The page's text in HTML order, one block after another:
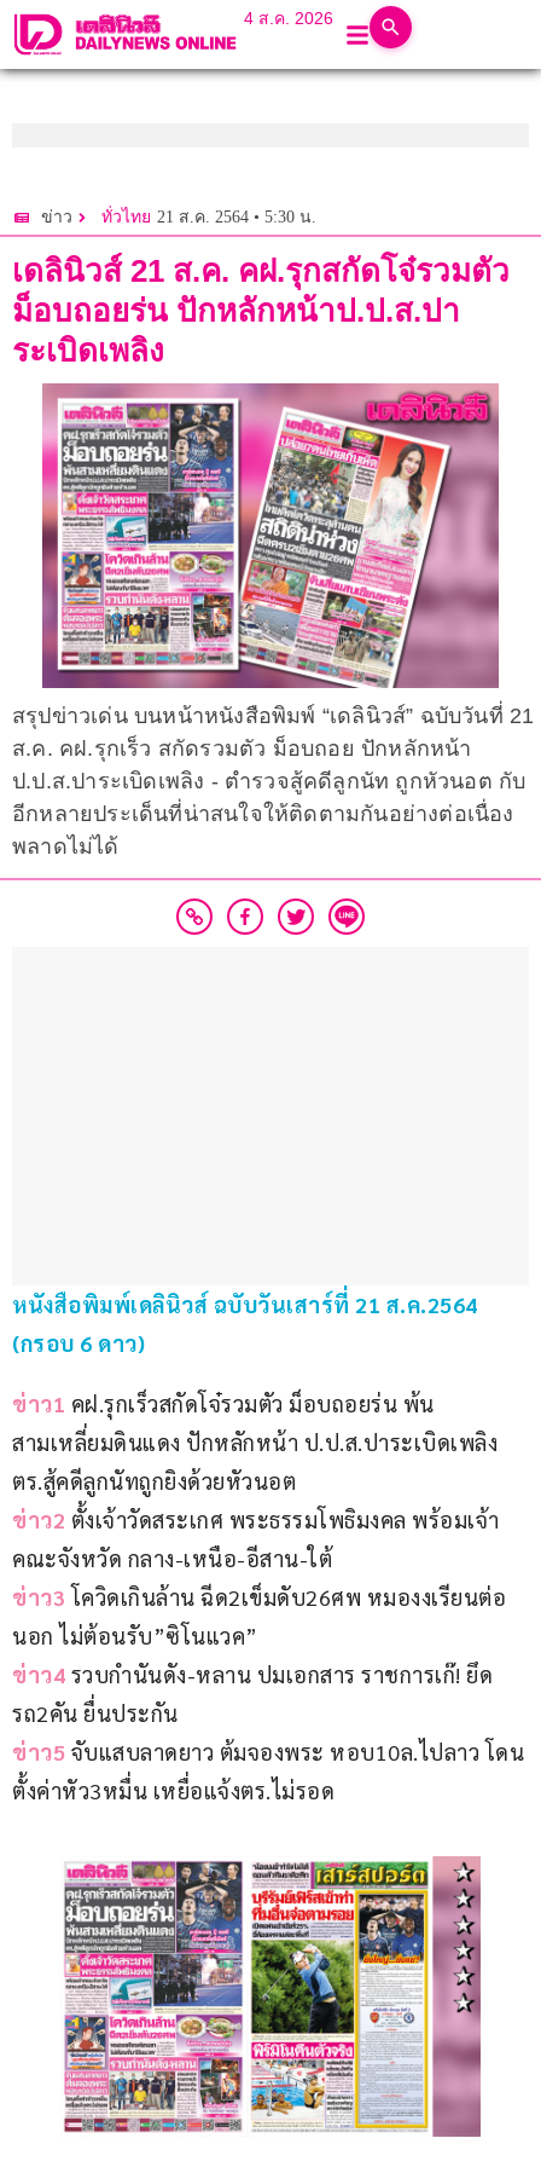
4 ส.ค. 2026
ข่าว ทั่วไทย 21 ส.ค. 2564 • 5:30 น.
เดลินิวส์ 21 ส.ค. คฝ.รุกสกัดโจ๋รวมตัว
ม็อบถอยร่น ปักหลักหน้าป.ป.ส.ปา
ระเบิดเพลิง
สรุปข่าวเด่น บนหน้าหนังสือพิมพ์ “เดลินิวส์” ฉบับวันที่ 21
ส.ค. คฝ.รุกเร็ว สกัดรวมตัว ม็อบถอย ปักหลักหน้า
ป.ป.ส.ปาระเบิดเพลิง - ตำรวจสู้คดีลูกนัท ถูกหัวนอต กับ
อีกหลายประเด็นที่น่าสนใจให้ติดตามกันอย่างต่อเนื่อง
พลาดไม่ได้
หนังสือพิมพ์เดลินิวส์ ฉบับวันเสาร์ที่ 21 ส.ค.2564
(กรอบ 6 ดาว)
ข่าว1 คฝ.รุกเร็วสกัดโจ๋รวมตัว ม็อบถอยร่น พ้น
สามเหลี่ยมดินแดง ปักหลักหน้า ป.ป.ส.ปาระเบิดเพลิง
ตร.สู้คดีลูกนัทถูกยิงด้วยหัวนอต
ข่าว2 ตั้งเจ้าวัดสระเกศ พระธรรมโพธิมงคล พร้อมเจ้า
คณะจังหวัด กลาง-เหนือ-อีสาน-ใต้
ข่าว3 โควิดเกินล้าน ฉีด2เข็มดับ26ศพ หมองงเรียนต่อ
นอก ไม่ต้อนรับ”ซิโนแวค”
ข่าว4 รวบกำนันดัง-หลาน ปมเอกสาร ราชการเก๊! ยึด
รถ2คัน ยื่นประกัน
ข่าว5 จับแสบลาดยาว ต้มจองพระ หอบ10ล.ไปลาว โดน
ตั้งค่าหัว3หมื่น เหยื่อแจ้งตร.ไม่รอด